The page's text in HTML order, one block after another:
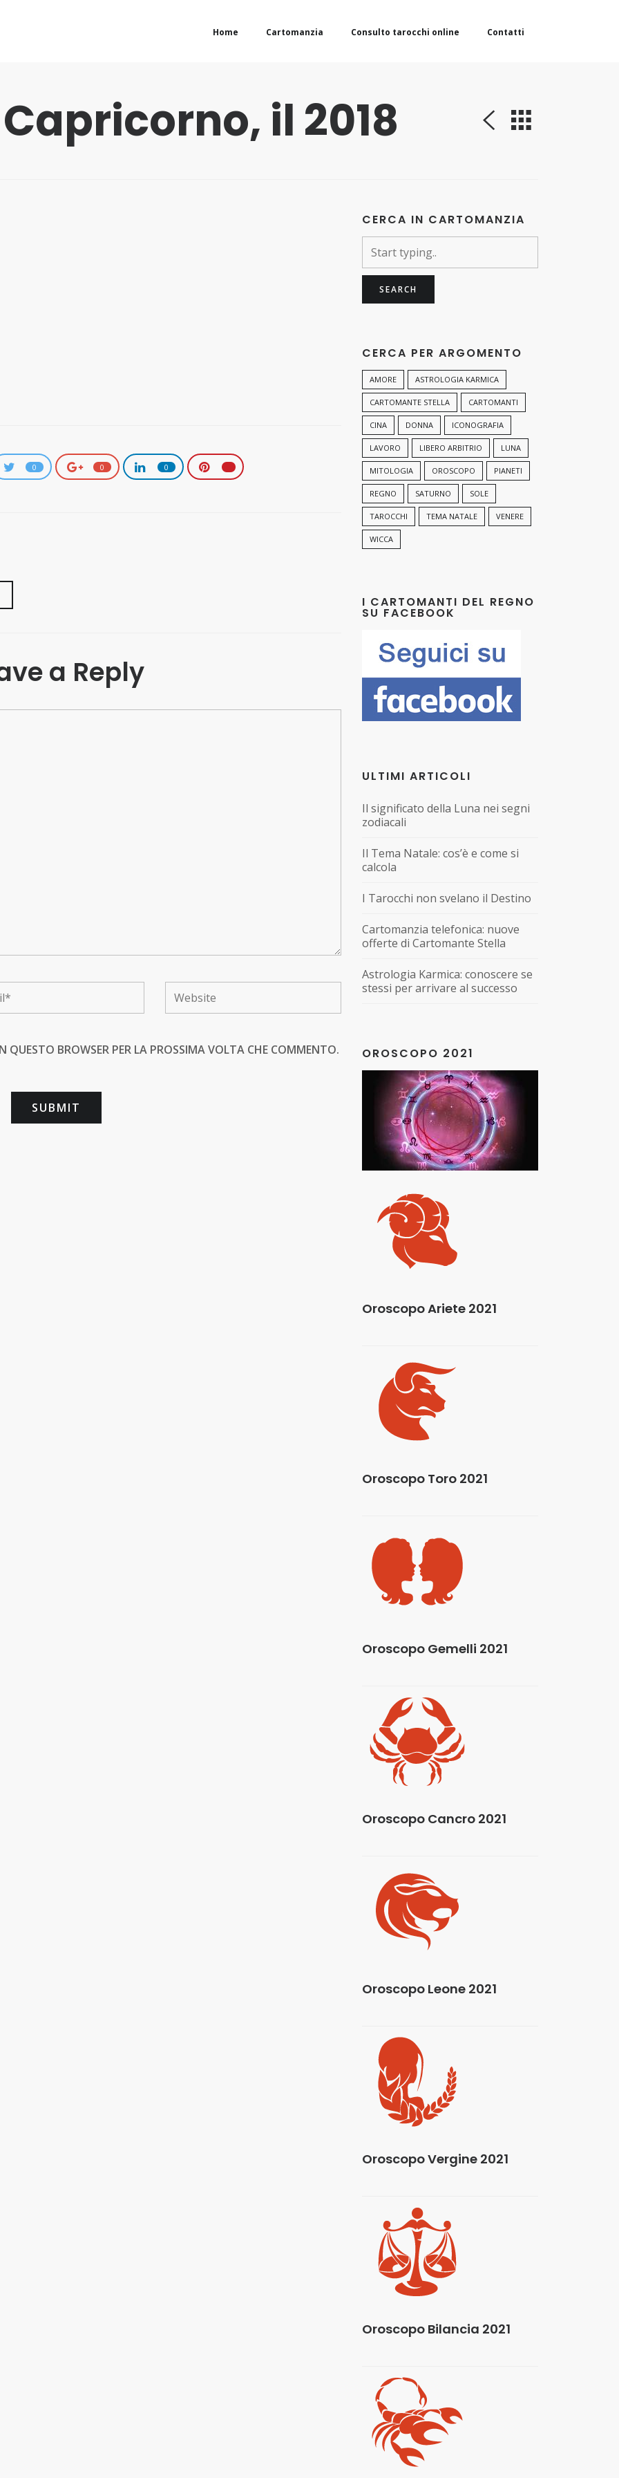
Home Cartomanzia Consulto tarocchi online Contatti
il 2018
0 0 0
a Reply
QUESTO BROWSER PER LA PROSSIMA VOLTA CHE COMMENTO.
CERCA IN CARTOMANZIA
CERCA PER ARGOMENTO
AMORE ASTROLOGIA KARMICA
CARTOMANTE STELLA CARTOMANTI
CINA DONNA ICONOGRAFIA
LAVORO LIBERO ARBITRIO LUNA
MITOLOGIA OROSCOPO PIANETI
REGNO SATURNO SOLE
TAROCCHI TEMA NATALE VENERE
WICCA
I CARTOMANTI DEL REGNO
SU FACEBOOK
ULTIMI ARTICOLI
Il significato della Luna nei segni
zodiacali
Il Tema Natale: cos’è e come si
calcola
I Tarocchi non svelano il Destino
Cartomanzia telefonica: nuove
offerte di Cartomante Stella
Astrologia Karmica: conoscere se
stessi per arrivare al successo
OROSCOPO 2021
Oroscopo Ariete 2021
Oroscopo Toro 2021
Oroscopo Gemelli 2021
Oroscopo Cancro 2021
Oroscopo Leone 2021
Oroscopo Vergine 2021
Oroscopo Bilancia 2021